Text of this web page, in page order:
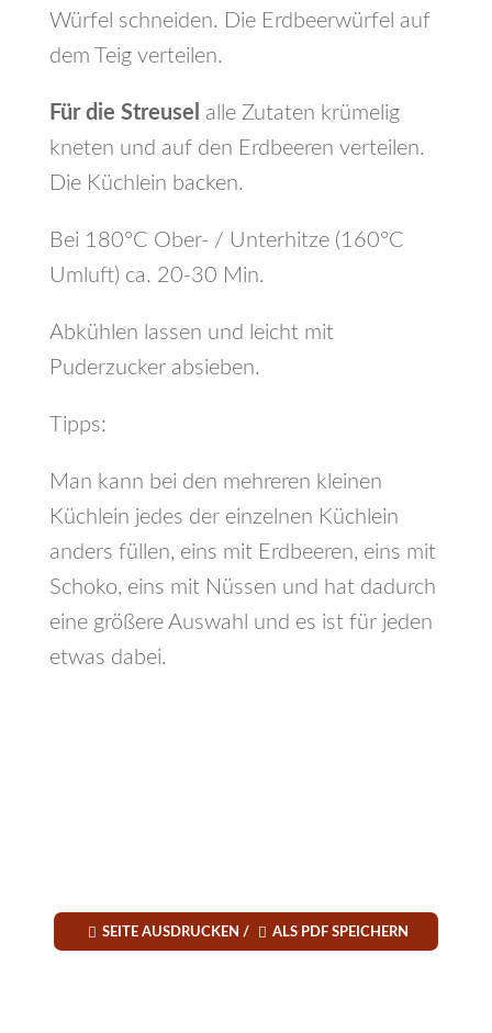
Würfel schneiden. Die Erdbeerwürfel auf
dem Teig verteilen.
Für die Streusel alle Zutaten krümelig
kneten und auf den Erdbeeren verteilen.
Die Küchlein backen.
Bei 180°C Ober- / Unterhitze (160°C
Umluft) ca. 20-30 Min.
Abkühlen lassen und leicht mit
Puderzucker absieben.
Tipps:
Man kann bei den mehreren kleinen
Küchlein jedes der einzelnen Küchlein
anders füllen, eins mit Erdbeeren, eins mit
Schoko, eins mit Nüssen und hat dadurch
eine größere Auswahl und es ist für jeden
etwas dabei.
 SEITE AUSDRUCKEN /  ALS PDF SPEICHERN